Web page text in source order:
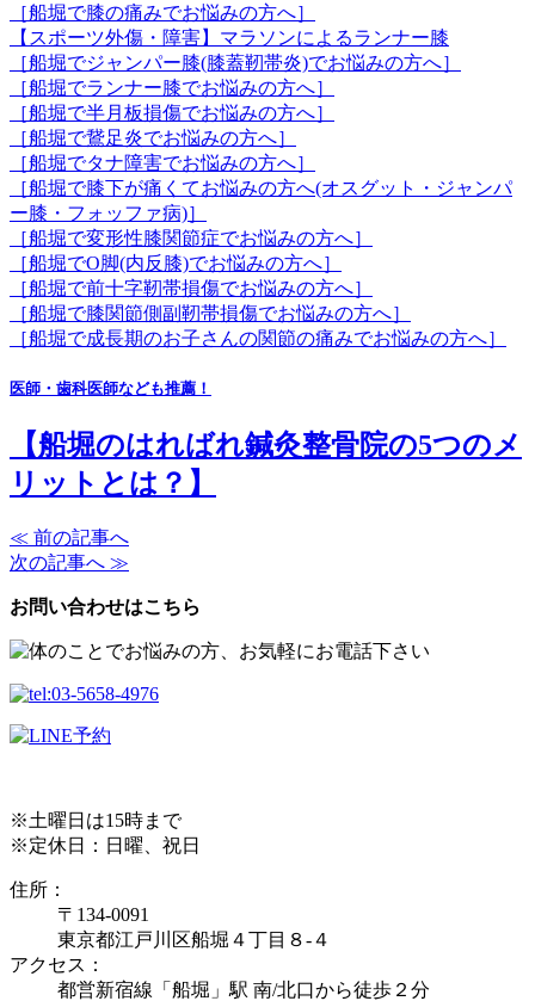
［船堀で膝の痛みでお悩みの方へ］
【スポーツ外傷・障害】マラソンによるランナー膝
［船堀でジャンパー膝(膝蓋靭帯炎)でお悩みの方へ］
［船堀でランナー膝でお悩みの方へ］
［船堀で半月板損傷でお悩みの方へ］
［船堀で鵞足炎でお悩みの方へ］
［船堀でタナ障害でお悩みの方へ］
［船堀で膝下が痛くてお悩みの方へ(オスグット・ジャンパ
ー膝・フォッファ病)］
［船堀で変形性膝関節症でお悩みの方へ］
［船堀でO脚(内反膝)でお悩みの方へ］
［船堀で前十字靭帯損傷でお悩みの方へ］
［船堀で膝関節側副靭帯損傷でお悩みの方へ］
［船堀で成長期のお子さんの関節の痛みでお悩みの方へ］
医師・歯科医師なども推薦！
【船堀のはればれ鍼灸整骨院の5つのメ
リットとは？】
≪ 前の記事へ
次の記事へ ≫
お問い合わせはこちら
※土曜日は15時まで
※定休日：日曜、祝日
住所：
〒134-0091
東京都江戸川区船堀４丁目８-４
アクセス：
都営新宿線「船堀」駅 南/北口から徒歩２分